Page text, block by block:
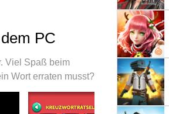
Sie so lange, wie
-
das Spielen von 2
Engine kann
PC
Viel Spaß beim
Wort erraten musst?